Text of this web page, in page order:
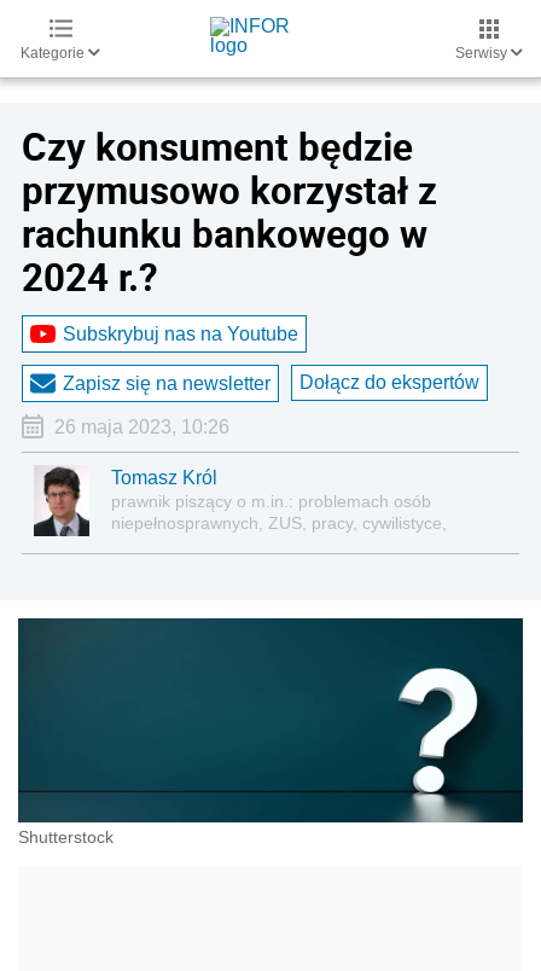
Kategorie Serwisy
Czy konsument będzie
przymusowo korzystał z
rachunku bankowego w
2024 r.?
Subskrybuj nas na Youtube
Zapisz się na newsletter Dołącz do ekspertów
26 maja 2023, 10:26
Tomasz Król
prawnik piszący o m.in.: problemach osób
niepełnosprawnych, ZUS, pracy, cywilistyce,
Shutterstock